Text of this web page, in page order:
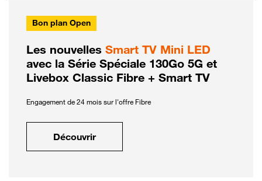
Bon plan Open
Les nouvelles Smart TV Mini LED
avec la Série Spéciale 130Go 5G et
Livebox Classic Fibre + Smart TV
Engagement de 24 mois sur l'offre Fibre
Découvrir